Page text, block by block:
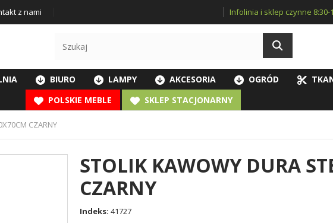
z nami Infolinia i sklep czynne 8:30-
BIURO LAMPY AKCESORIA OGRÓD
POLSKIE MEBLE
SKLEP STACJONARNY
CZARNY
STOLIK KAWOWY DURA
CZARNY
Indeks: 41727